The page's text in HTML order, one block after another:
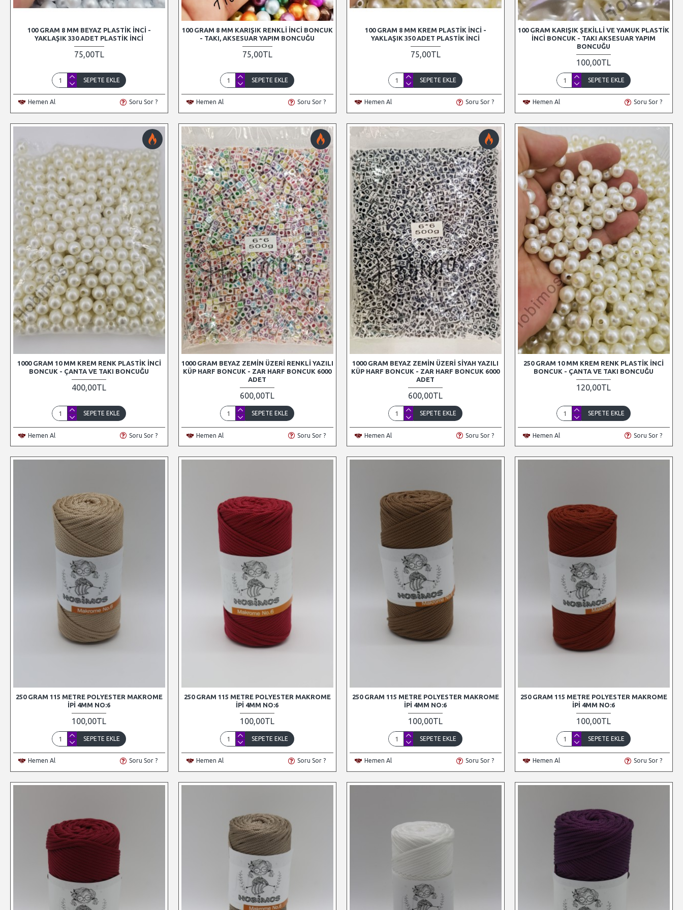
100 GRAM 8 MM BEYAZ PLASTIK İNCI -
YAKLAŞIK 330 ADET PLASTIK İNCI
75,00TL
SEPETE EKLE
Hemen Al Soru Sor ?
100 GRAM 8 MM KARIŞIK RENKLI İNCI BONCUK
- TAKI, AKSESUAR YAPIM BONCUĞU
75,00TL
SEPETE EKLE
Hemen Al Soru Sor ?
100 GRAM 8 MM KREM PLASTIK İNCI -
YAKLAŞIK 350 ADET PLASTIK İNCI
75,00TL
SEPETE EKLE
Hemen Al Soru Sor ?
100 GRAM KARIŞIK ŞEKILLI VE YAMUK PLASTIK
İNCI BONCUK - TAKI AKSESUAR YAPIM
BONCUĞU
100,00TL
SEPETE EKLE
Hemen Al Soru Sor ?
1000 GRAM 10 MM KREM RENK PLASTIK İNCI
BONCUK - ÇANTA VE TAKI BONCUĞU
400,00TL
SEPETE EKLE
Hemen Al Soru Sor ?
1000 GRAM BEYAZ ZEMIN ÜZERI RENKLI YAZILI
KÜP HARF BONCUK - ZAR HARF BONCUK 6000
ADET
600,00TL
SEPETE EKLE
Hemen Al Soru Sor ?
1000 GRAM BEYAZ ZEMIN ÜZERI SIYAH YAZILI
KÜP HARF BONCUK - ZAR HARF BONCUK 6000
ADET
600,00TL
SEPETE EKLE
Hemen Al Soru Sor ?
250 GRAM 10 MM KREM RENK PLASTIK İNCI
BONCUK - ÇANTA VE TAKI BONCUĞU
120,00TL
SEPETE EKLE
Hemen Al Soru Sor ?
250 GRAM 115 METRE POLYESTER MAKROME
İPI 4MM NO:6
100,00TL
SEPETE EKLE
Hemen Al Soru Sor ?
250 GRAM 115 METRE POLYESTER MAKROME
İPI 4MM NO:6
100,00TL
SEPETE EKLE
Hemen Al Soru Sor ?
250 GRAM 115 METRE POLYESTER MAKROME
İPI 4MM NO:6
100,00TL
SEPETE EKLE
Hemen Al Soru Sor ?
250 GRAM 115 METRE POLYESTER MAKROME
İPI 4MM NO:6
100,00TL
SEPETE EKLE
Hemen Al Soru Sor ?